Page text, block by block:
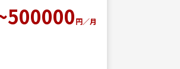
円／月